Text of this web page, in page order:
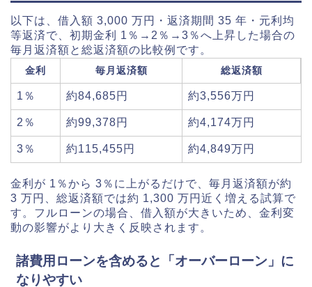
以下は、借入額 3,000 万円・返済期間 35 年・元利均
等返済で、初期金利 1％→2％→3％へ上昇した場合の
毎月返済額と総返済額の比較例です。
金利 毎月返済額 総返済額
1％ 約84,685円 約3,556万円
2％ 約99,378円 約4,174万円
3％ 約115,455円 約4,849万円
金利が 1％から 3％に上がるだけで、毎月返済額が約
3 万円、総返済額では約 1,300 万円近く増える試算で
す。フルローンの場合、借入額が大きいため、金利変
動の影響がより大きく反映されます。
諸費用ローンを含めると「オーバーローン」に
なりやすい